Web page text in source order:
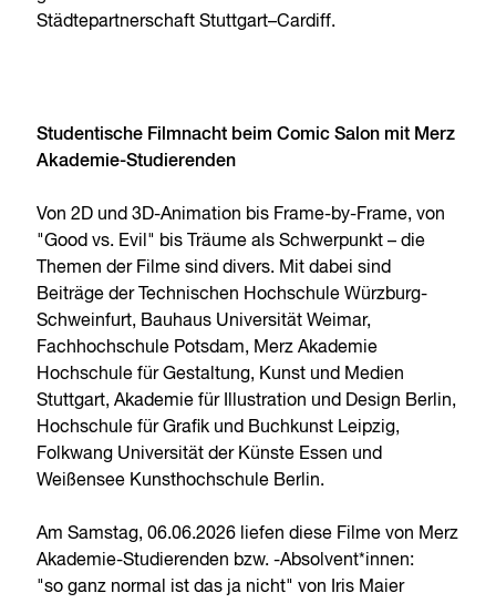
Städtepartnerschaft Stuttgart–Cardiff.
Studentische Filmnacht beim Comic Salon mit Merz
Akademie-Studierenden
Von 2D und 3D-Animation bis Frame-by-Frame, von
"Good vs. Evil" bis Träume als Schwerpunkt – die
Themen der Filme sind divers. Mit dabei sind
Beiträge der Technischen Hochschule Würzburg-
Schweinfurt, Bauhaus Universität Weimar,
Fachhochschule Potsdam, Merz Akademie
Hochschule für Gestaltung, Kunst und Medien
Stuttgart, Akademie für Illustration und Design Berlin,
Hochschule für Grafik und Buchkunst Leipzig,
Folkwang Universität der Künste Essen und
Weißensee Kunsthochschule Berlin.
Am Samstag, 06.06.2026 liefen diese Filme von Merz
Akademie-Studierenden bzw. -Absolvent*innen:
"so ganz normal ist das ja nicht" von Iris Maier